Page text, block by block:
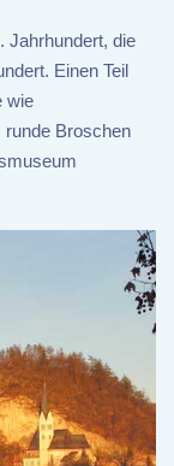
Jahrhundert, die
Einen Teil
wie
runde Broschen